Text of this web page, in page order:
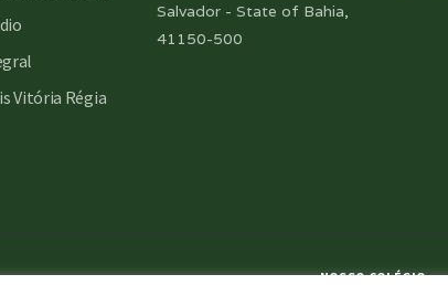
Vitória Régia
Salvador - State of Bahia,
41150-500
NOSSO COLÉGIO